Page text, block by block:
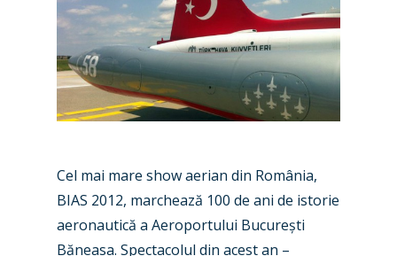
Cel mai mare show aerian din România,
BIAS 2012, marchează 100 de ani de istorie
aeronautică a Aeroportului București
Băneasa. Spectacolul din acest an –
Accidents / Incidents
Airshows
Dubai 2025
Paris 2025
Paris 2023
Farnborough 2022
Dubai 2019
Business Jets
Military
Marketplace
Jobs